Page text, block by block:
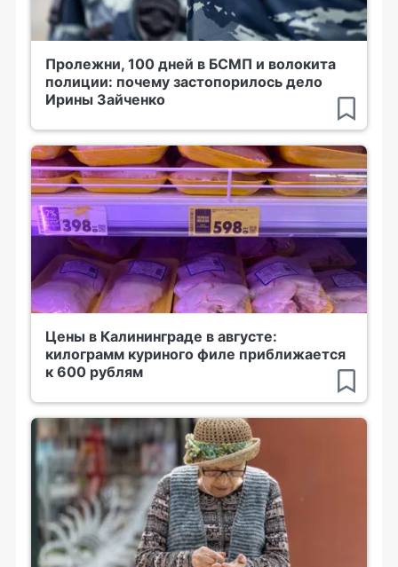
Пролежни, 100 дней в БСМП и волокита
полиции: почему застопорилось дело
Ирины Зайченко
Цены в Калининграде в августе:
килограмм куриного филе приближается
к 600 рублям